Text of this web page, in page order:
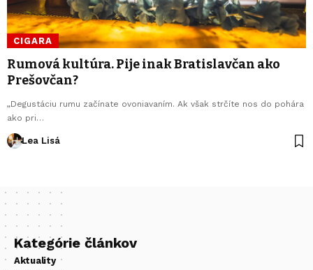
CIGARA
Rumová kultúra. Pije inak Bratislavčan ako
Prešovčan?
„Degustáciu rumu začínate ovoniavaním. Ak však strčíte nos do pohára
ako pri…
Lea Lisá
Kategórie článkov
Aktuality